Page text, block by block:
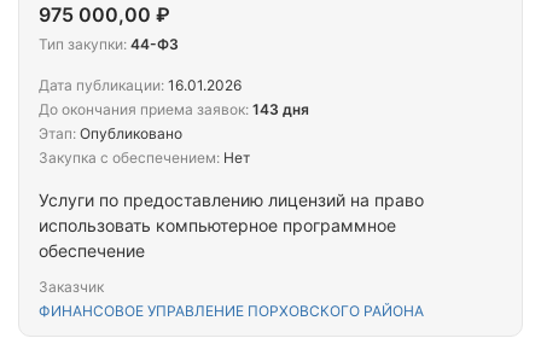
Услуги по предоставлению лицензий на право
использовать компьютерное программное
обеспечение
Заказчик
ФИНАНСОВОЕ УПРАВЛЕНИЕ ПОРХОВСКОГО РАЙОНА
975 000,00 ₽
Тип закупки: 44-ФЗ
Дата публикации: 16.01.2026
До окончания приема заявок: 143 дня
Этап: Опубликовано
Закупка с обеспечением: Нет